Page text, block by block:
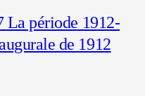
La période 1912-
de 1912